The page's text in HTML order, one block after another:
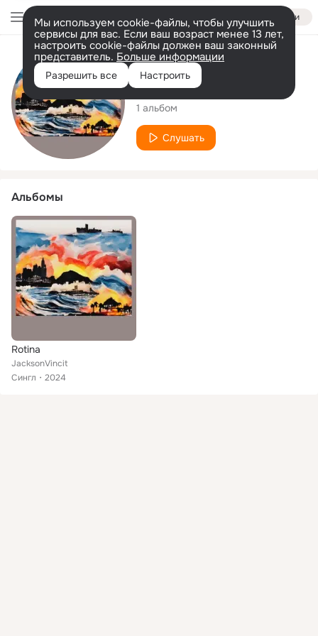
Войти
Мы используем cookie-файлы, чтобы улучшить
сервисы для вас. Если ваш возраст менее 13 лет,
настроить cookie-файлы должен ваш законный
представитель. Больше информации
Разрешить все Настроить
Исполнитель
JacksonVincit
1 альбом
Слушать
Альбомы
Rotina
JacksonVincit
Сингл
2024